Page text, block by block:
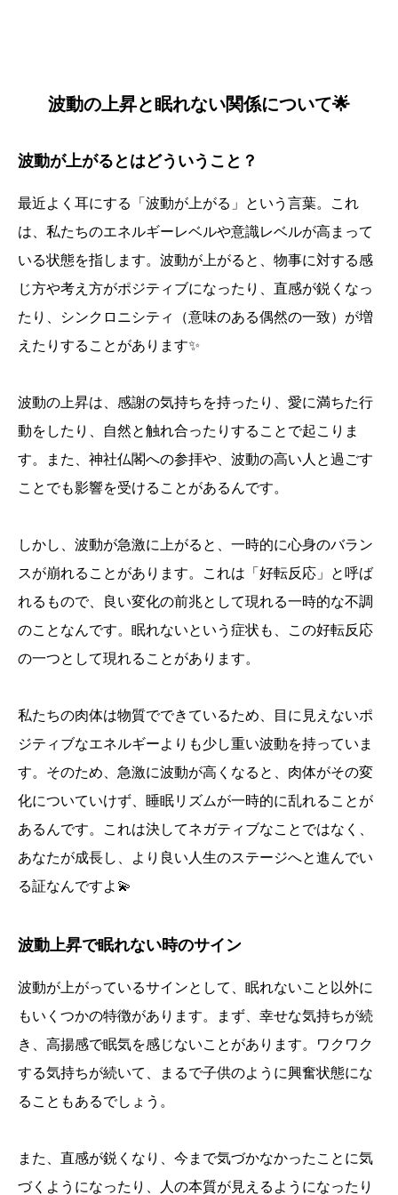
波動の上昇と眠れない関係について🌟
波動が上がるとはどういうこと？
最近よく耳にする「波動が上がる」という言葉。これ
は、私たちのエネルギーレベルや意識レベルが高まって
いる状態を指します。波動が上がると、物事に対する感
じ方や考え方がポジティブになったり、直感が鋭くなっ
たり、シンクロニシティ（意味のある偶然の一致）が増
えたりすることがあります✨
波動の上昇は、感謝の気持ちを持ったり、愛に満ちた行
動をしたり、自然と触れ合ったりすることで起こりま
す。また、神社仏閣への参拝や、波動の高い人と過ごす
ことでも影響を受けることがあるんです。
しかし、波動が急激に上がると、一時的に心身のバラン
スが崩れることがあります。これは「好転反応」と呼ば
れるもので、良い変化の前兆として現れる一時的な不調
のことなんです。眠れないという症状も、この好転反応
の一つとして現れることがあります。
私たちの肉体は物質でできているため、目に見えないポ
ジティブなエネルギーよりも少し重い波動を持っていま
す。そのため、急激に波動が高くなると、肉体がその変
化についていけず、睡眠リズムが一時的に乱れることが
あるんです。これは決してネガティブなことではなく、
あなたが成長し、より良い人生のステージへと進んでい
る証なんですよ💫
波動上昇で眠れない時のサイン
波動が上がっているサインとして、眠れないこと以外に
もいくつかの特徴があります。まず、幸せな気持ちが続
き、高揚感で眠気を感じないことがあります。ワクワク
する気持ちが続いて、まるで子供のように興奮状態にな
ることもあるでしょう。
また、直感が鋭くなり、今まで気づかなかったことに気
づくようになったり、人の本質が見えるようになったり